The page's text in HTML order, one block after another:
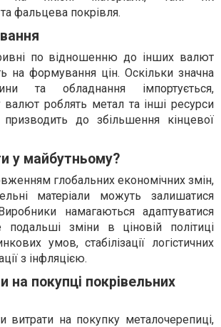
фальцева покрівля.
по відношенню до інших валют
на формування цін. Оскільки значна
та обладнання імпортується,
валют роблять метал та інші ресурси
до збільшення кінцевої
у майбутньому?
глобальних економічних змін,
матеріали можуть залишатися
намагаються адаптуватися
подальші зміни в ціновій політиці
умов, стабілізації логістичних
з інфляцією.
на покупці покрівельних
витрати на покупку металочерепиці,